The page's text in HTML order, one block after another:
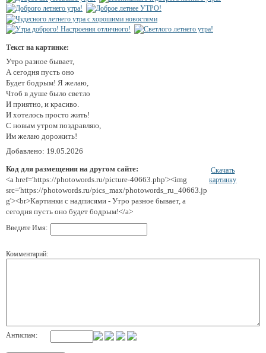
Текст на картинке:
Утро разное бывает,
А сегодня пусть оно
Будет бодрым! Я желаю,
Чтоб в душе было светло
И приятно, и красиво.
И хотелось просто жить!
С новым утром поздравляю,
Им желаю дорожить!
Добавлено: 19.05.2026
Код для размещения на другом сайте:
<a href='https://photowords.ru/picture-40663.php'><img
src='https://photowords.ru/pics_max/photowords_ru_40663.jp
g'><br>Картинки с надписями - Утро разное бывает, а
сегодня пусть оно будет бодрым!</a>
Скачать
картинку
Введите Имя:
Комментарий:
Антиспам: